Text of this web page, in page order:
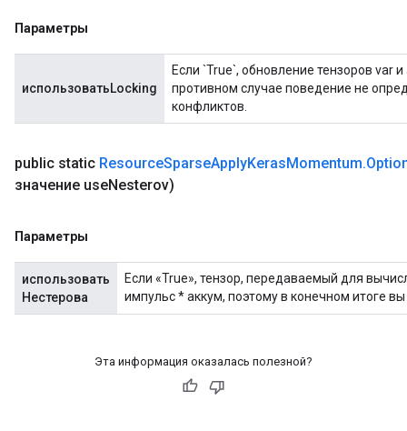
Параметры
использоватьLocking
Если `True`, обновление тензоров var
противном случае поведение не
конфликтов.
public static ResourceSparseApplyKerasMomentum.
значение useNesterov)
Параметры
использовать
Нестерова
Если «True», тензор, передаваемый для
импульс * аккум, поэтому в конечном итоге
Эта информация оказалась полезной?